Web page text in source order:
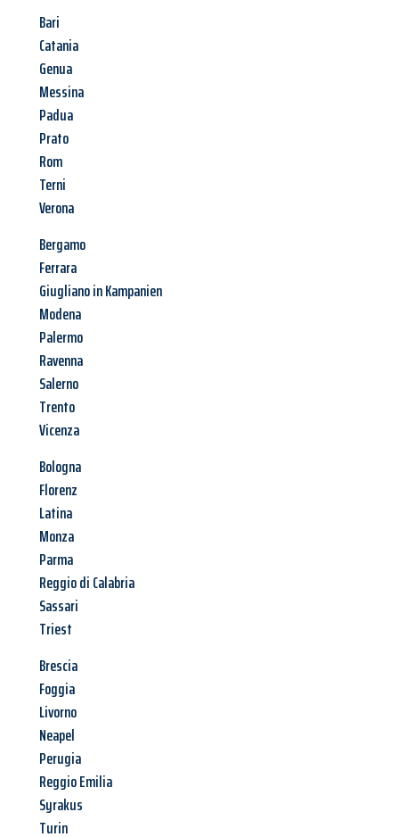
Bari
Catania
Genua
Messina
Padua
Prato
Rom
Terni
Verona
Bergamo
Ferrara
Giugliano in Kampanien
Modena
Palermo
Ravenna
Salerno
Trento
Vicenza
Bologna
Florenz
Latina
Monza
Parma
Reggio di Calabria
Sassari
Triest
Brescia
Foggia
Livorno
Neapel
Perugia
Reggio Emilia
Syrakus
Turin